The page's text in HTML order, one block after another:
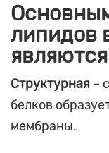
липидов
Структурная –
белков
мембраны.